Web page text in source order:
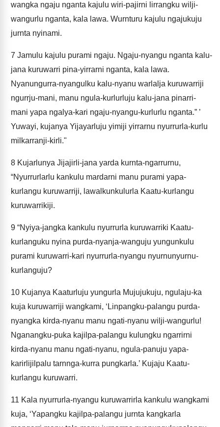
wangka ngaju nganta kajulu wiri-pajirni lirrangku wilji-
wangurlu nganta, kala lawa. Wurnturu kajulu ngajukuju
jurnta nyinami.
7 Jamulu kajulu purami ngaju. Ngaju-nyangu nganta kalu-
jana kuruwarri pina-yirrarni nganta, kala lawa.
Nyanungurra-nyangulku kalu-nyanu warlalja kuruwarriji
ngurrju-mani, manu ngula-kurlurluju kalu-jana pinarri-
mani yapa ngalya-kari ngaju-nyangu-kurlurlu nganta.” ’
Yuwayi, kujanya Yijayarluju yimiji yirrarnu nyurrurla-kurlu
milkarranji-kirli."
8 Kujarlunya Jijajirli-jana yarda kurnta-ngarrurnu,
“Nyurrurlarlu kankulu mardarni manu purami yapa-
kurlangu kuruwarriji, lawalkunkulurla Kaatu-kurlangu
kuruwarrikiji.
9 “Nyiya-jangka kankulu nyurrurla kuruwarriki Kaatu-
kurlanguku nyina purda-nyanja-wanguju yungunkulu
purami kuruwarri-kari nyurrurla-nyangu nyurnunyurnu-
kurlanguju?
10 Kujanya Kaaturluju yungurla Mujujukuju, ngulaju-ka
kuja kuruwarriji wangkami, ‘Linpangku-palangu purda-
nyangka kirda-nyanu manu ngati-nyanu wilji-wangurlu!
Nganangku-puka kajilpa-palangu kulungku ngarrirni
kirda-nyanu manu ngati-nyanu, ngula-panuju yapa-
karirlijilpalu tarnnga-kurra pungkarla.’ Kujaju Kaatu-
kurlangu kuruwarri.
11 Kala nyurrurla-nyangu kuruwarrirla kankulu wangkami
kuja, ‘Yapangku kajilpa-palangu jurnta kangkarla